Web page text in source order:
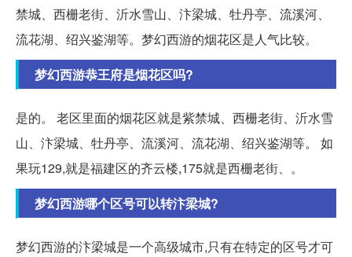
禁城、西栅老街、沂水雪山、汴梁城、牡丹亭、流溪河、
流花湖、绍兴鉴湖等。梦幻西游的烟花区是人气比较。
梦幻西游恭王府是烟花区吗?
是的。 老区里面的烟花区就是紫禁城、西栅老街、沂水雪
山、汴梁城、牡丹亭、流溪河、流花湖、绍兴鉴湖等。 如
果玩129,就是福建区的齐云楼,175就是西栅老街、。
梦幻西游哪个区号可以转汴梁城?
梦幻西游的汴梁城是一个高级城市,只有在特定的区号才可